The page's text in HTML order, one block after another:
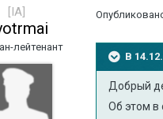
[IA]
лейтенант
В
Добрый
Об этом в